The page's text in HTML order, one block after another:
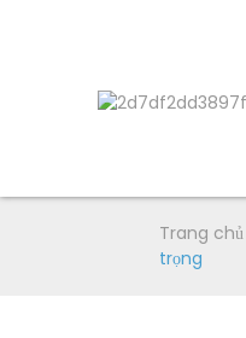
Trang chủ
trọng